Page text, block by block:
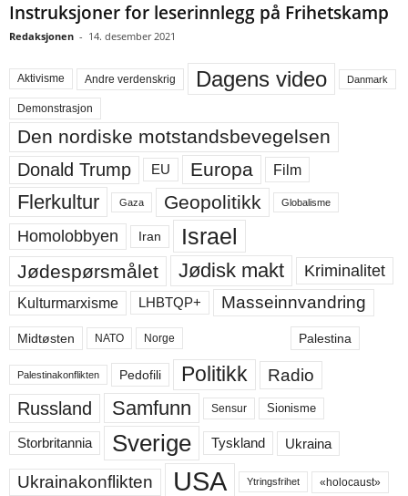
Instruksjoner for leserinnlegg på Frihetskamp
Redaksjonen - 14. desember 2021
Aktivisme Andre verdenskrig Dagens video Danmark
Demonstrasjon
Den nordiske motstandsbevegelsen
Donald Trump EU Europa Film
Flerkultur Gaza Geopolitikk Globalisme
Homolobbyen Iran Israel
Jødespørsmålet Jødisk makt Kriminalitet
Kulturmarxisme LHBTQP+ Masseinnvandring
Midtøsten NATO Norge Palestina
Palestinakonflikten Pedofili Politikk Radio
Russland Samfunn Sensur Sionisme
Storbritannia Sverige Tyskland Ukraina
Ukrainakonflikten USA Ytringsfrihet «holocaust»